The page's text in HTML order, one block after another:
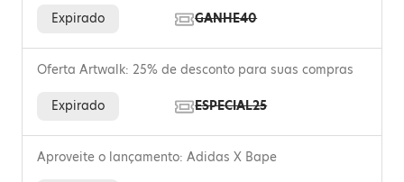
Expirado GANHE40
Oferta Artwalk: 25% de desconto para suas compras
Expirado ESPECIAL25
Aproveite o lançamento: Adidas X Bape